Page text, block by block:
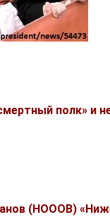
полк» и
(НОООВ)